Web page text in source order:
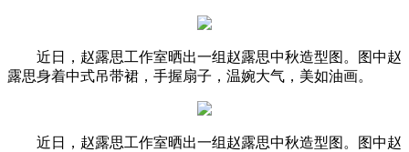
近日，赵露思工作室晒出一组赵露思中秋造型图。图中赵
露思身着中式吊带裙，手握扇子，温婉大气，美如油画。
近日，赵露思工作室晒出一组赵露思中秋造型图。图中赵